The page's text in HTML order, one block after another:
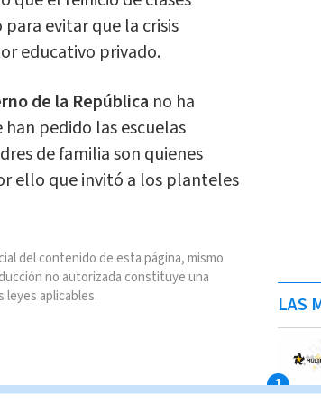
evitar que la crisis
educativo privado.
de la República no ha
pedido las escuelas
de familia son quienes
ello que invitó a los planteles
del contenido de esta página, mismo
no autorizada constituye una
leyes aplicables.
LAS